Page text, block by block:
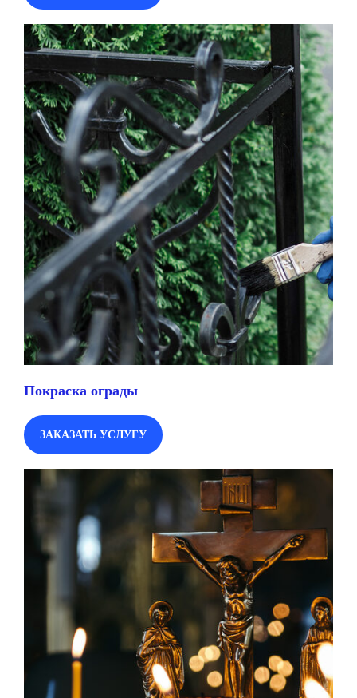
Покраска ограды
ЗАКАЗАТЬ УСЛУГУ